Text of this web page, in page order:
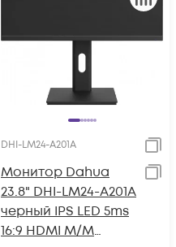
DHI-LM24-A201A
Монитор Dahua
23.8" DHI-LM24-A201A
черный IPS LED 5ms
16:9 HDMI M/M